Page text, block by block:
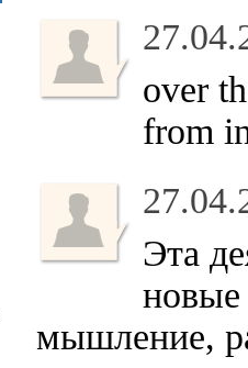
over
from
Эта
новые
мышление,